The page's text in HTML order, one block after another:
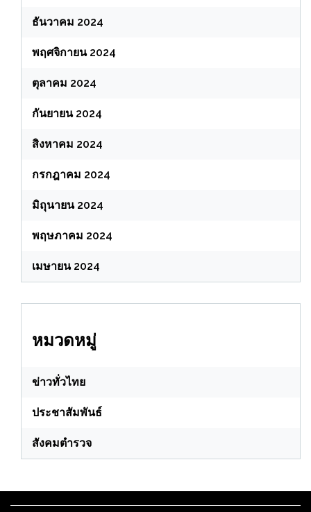
ธันวาคม 2024
พฤศจิกายน 2024
ตุลาคม 2024
กันยายน 2024
สิงหาคม 2024
กรกฎาคม 2024
มิถุนายน 2024
พฤษภาคม 2024
เมษายน 2024
หมวดหมู่
ข่าวทั่วไทย
ประชาสัมพันธ์
สังคมตำรวจ